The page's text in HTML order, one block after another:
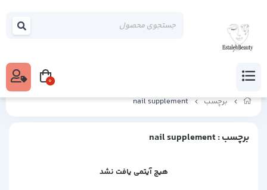
برچسب nail supplement
برچسب: nail supplement
هیچ آیتمی یافت نشد
0